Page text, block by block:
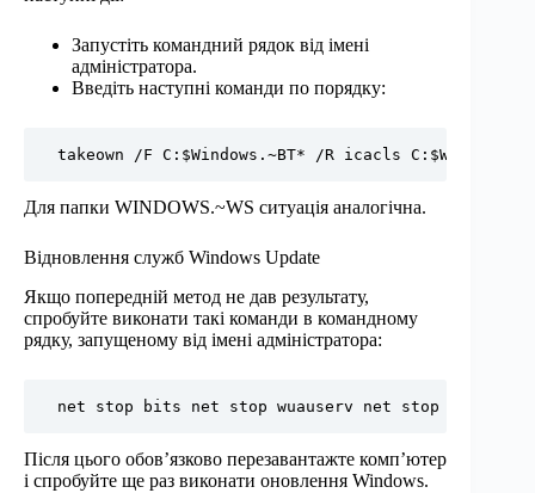
Запустіть командний рядок від імені
адміністратора.
Введіть наступні команди по порядку:
takeown /F C:$Windows.~BT* /R icacls
Для папки WINDOWS.~WS ситуація аналогічна.
Відновлення служб Windows Update
Якщо попередній метод не дав результату,
спробуйте виконати такі команди в командному
рядку, запущеному від імені адміністратора:
net stop bits net stop wuauserv net stop
Після цього обов’язково перезавантажте комп’ютер
і спробуйте ще раз виконати оновлення Windows.